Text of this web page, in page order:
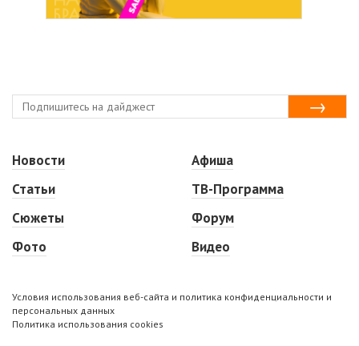
Новости
Статьи
Сюжеты
Фото
Афиша
ТВ-Программа
Форум
Видео
Условия использования веб-сайта и политика конфиденциальности и
персональных данных
Политика использования cookies